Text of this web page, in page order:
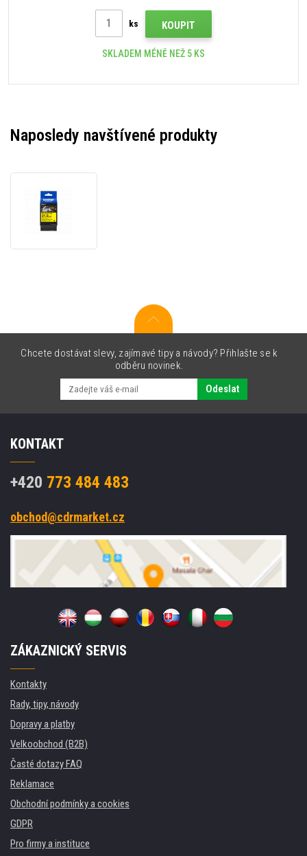
ks KOUPIT
SKLADEM MÉNĚ NEŽ 5 KS
Naposledy navštívené produkty
Tape,
černý
tisk
podklad
,
originální
Chcete dostávat slevy, zajímavé tipy a návody? Přihlašte se k
odběru novinek.
Odeslat
KONTAKT
+420 773 484 483
obchod@cdrmarket.cz
ZÁKAZNICKÝ SERVIS
Kontakty
Rady, tipy, návody
Dopravy a platby
Velkoobchod (B2B)
Časté dotazy FAQ
Reklamace
Obchodní podmínky a cookies
GDPR
Pro firmy a instituce